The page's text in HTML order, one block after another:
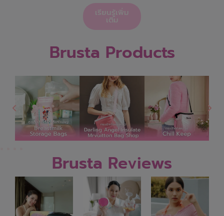
เรียนรู้เพิ่ม
เติม
Brusta Products
Brusta Reviews